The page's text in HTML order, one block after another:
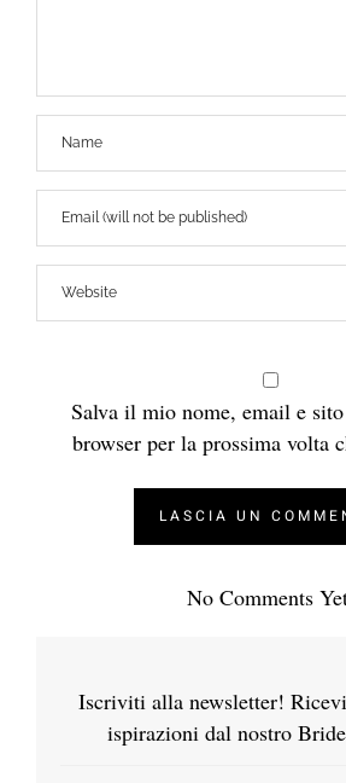
Salva il mio nome, email e
browser per la prossima volta
No Comments
Iscriviti alla newsletter!
ispirazioni dal nostro